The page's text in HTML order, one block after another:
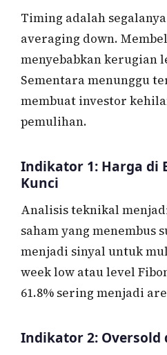
Timing adalah
averaging down.
menyebabkan kerugian
Sementara menunggu
membuat investor
pemulihan.
Indikator 1: Harga di
Kunci
Analisis teknikal
saham yang menembus
menjadi sinyal untuk
week low atau level
61.8% sering menjadi
Indikator 2: Oversold